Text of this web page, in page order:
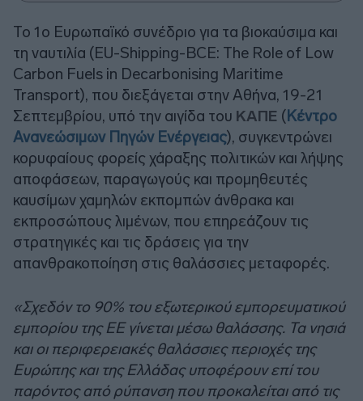
Το 1ο Ευρωπαϊκό συνέδριο για τα βιοκαύσιμα και
τη ναυτιλία (EU-Shipping-BCE: The Role of Low
Carbon Fuels in Decarbonising Maritime
Transport), που διεξάγεται στην Αθήνα, 19-21
Σεπτεμβρίου, υπό την αιγίδα του ΚΑΠΕ (Κέντρο
Ανανεώσιμων Πηγών Ενέργειας), συγκεντρώνει
κορυφαίους φορείς χάραξης πολιτικών και λήψης
αποφάσεων, παραγωγούς και προμηθευτές
καυσίμων χαμηλών εκπομπών άνθρακα και
εκπροσώπους λιμένων, που επηρεάζουν τις
στρατηγικές και τις δράσεις για την
απανθρακοποίηση στις θαλάσσιες μεταφορές.
«Σχεδόν το 90% του εξωτερικού εμπορευματικού
εμπορίου της ΕΕ γίνεται μέσω θαλάσσης. Τα νησιά
και οι περιφερειακές θαλάσσιες περιοχές της
Ευρώπης και της Ελλάδας υποφέρουν επί του
παρόντος από ρύπανση που προκαλείται από τις